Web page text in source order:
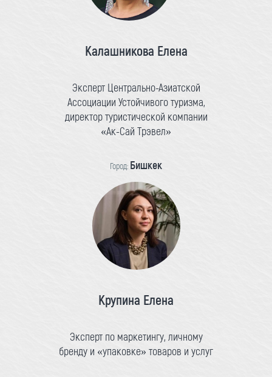
Калашникова Елена
Эксперт Центрально-Азиатской
Ассоциации Устойчивого туризма,
директор туристической компании
«Ак-Сай Трэвел»
Город: Бишкек
Крупина Елена
Эксперт по маркетингу, личному
бренду и «упаковке» товаров и услуг